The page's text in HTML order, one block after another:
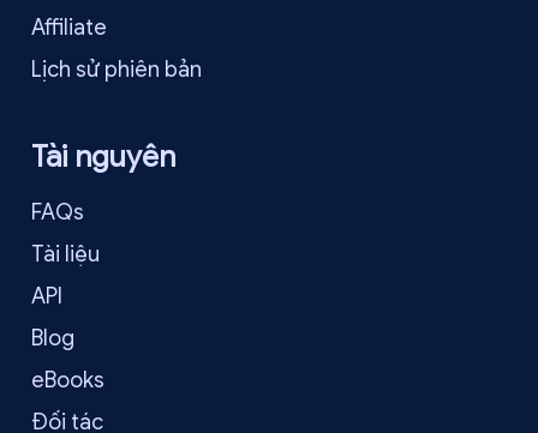
Affiliate
Lịch sử phiên bản
Tài nguyên
FAQs
Tài liệu
API
Blog
eBooks
Đối tác